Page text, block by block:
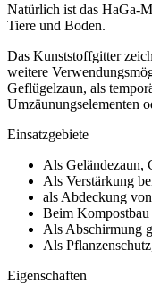
Natürlich ist das HaGa-
Tiere und Boden.
Das Kunststoffgitter
weitere
Geflügelzaun, als
Umzäunungselementen
Einsatzgebiete
Als Geländezaun,
Als Verstärkung
als Abdeckung
Beim Kompostbau
Als Abschirmung
Als
Eigenschaften